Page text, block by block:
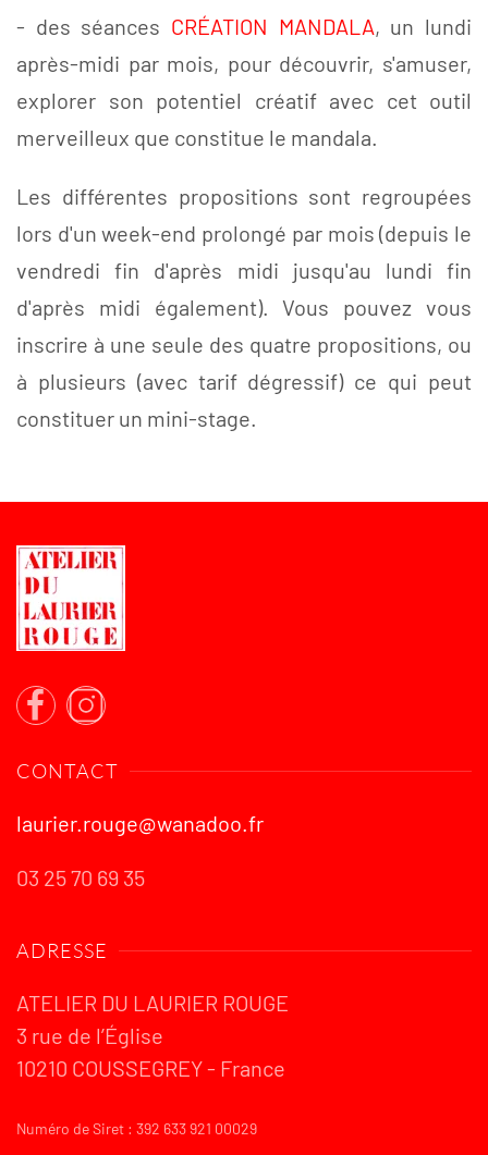
- des séances CRÉATION MANDALA, un lundi
après-midi par mois, pour découvrir, s'amuser,
explorer son potentiel créatif avec cet outil
merveilleux que constitue le mandala.
Les différentes propositions sont regroupées
lors d'un week-end prolongé par mois (depuis le
vendredi fin d'après midi jusqu'au lundi fin
d'après midi également). Vous pouvez vous
inscrire à une seule des quatre propositions, ou
à plusieurs (avec tarif dégressif) ce qui peut
constituer un mini-stage.
CONTACT
laurier.rouge@wanadoo.fr
03 25 70 69 35
ADRESSE
ATELIER DU LAURIER ROUGE
3 rue de l’Église
10210 COUSSEGREY - France
Numéro de Siret : 392 633 921 00029